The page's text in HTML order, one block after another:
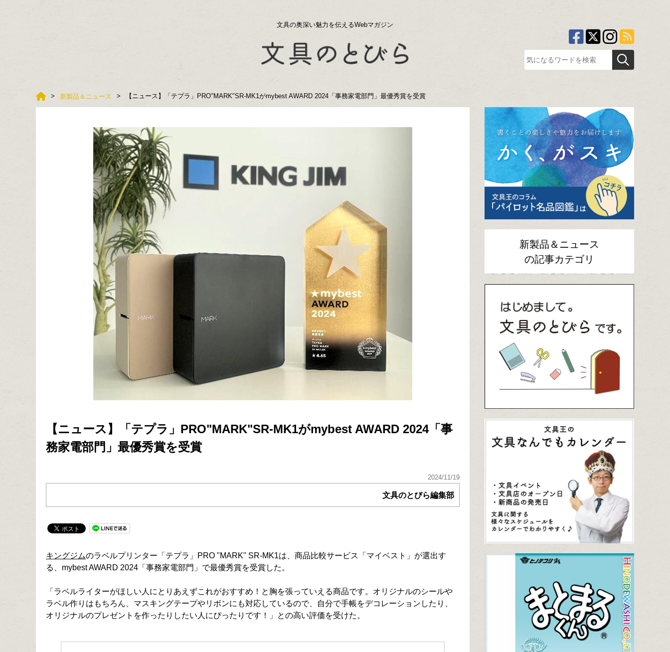
文具の奥深い魅力を伝えるWebマガジン
新製品＆ニュース 【ニュース】「テプラ」PRO"MARK"SR-MK1がmybest AWARD 2024「事務家電部門」最優秀賞を受賞
【ニュース】「テプラ」PRO"MARK"SR-MK1がmybest AWARD 2024「事
務家電部門」最優秀賞を受賞
2024/11/19
文具のとびら編集部
キングジムのラベルプリンター「テプラ」PRO "MARK" SR-MK1は、商品比較サービス「マイベスト」が選出す
る、mybest AWARD 2024「事務家電部門」で最優秀賞を受賞した。
「ラベルライターがほしい人にとりあえずこれがおすすめ！と胸を張っていえる商品です。オリジナルのシールや
ラベル作りはもちろん、マスキングテープやリボンにも対応しているので、自分で手帳をデコレーションしたり、
オリジナルのプレゼントを作ったりしたい人にぴったりです！」との高い評価を受けた。
新製品＆ニュース
の記事カテゴリ